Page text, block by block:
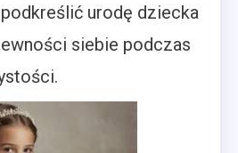
urodę dziecka
siebie podczas